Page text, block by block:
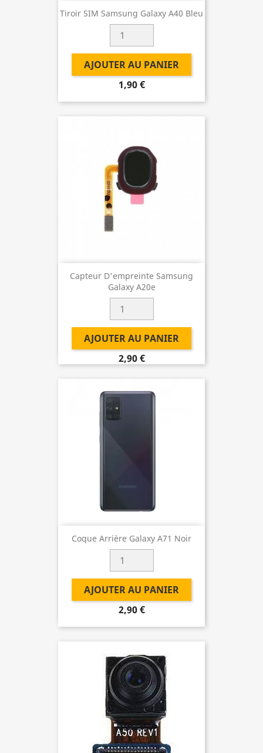
Tiroir SIM Samsung Galaxy A40 Bleu
AJOUTER AU PANIER
1,90 €
Capteur D'empreinte Samsung
Galaxy A20e
AJOUTER AU PANIER
2,90 €
Coque Arrière Galaxy A71 Noir
AJOUTER AU PANIER
2,90 €